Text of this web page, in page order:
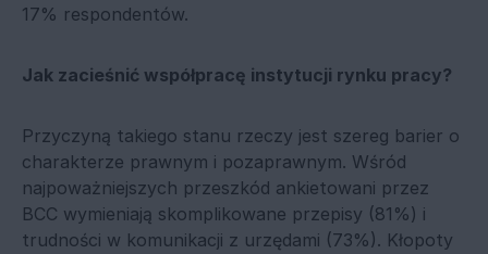
17% respondentów.
Jak zacieśnić współpracę instytucji rynku pracy?
Przyczyną takiego stanu rzeczy jest szereg barier o
charakterze prawnym i pozaprawnym. Wśród
najpoważniejszych przeszkód ankietowani przez
BCC wymieniają skomplikowane przepisy (81%) i
trudności w komunikacji z urzędami (73%). Kłopoty